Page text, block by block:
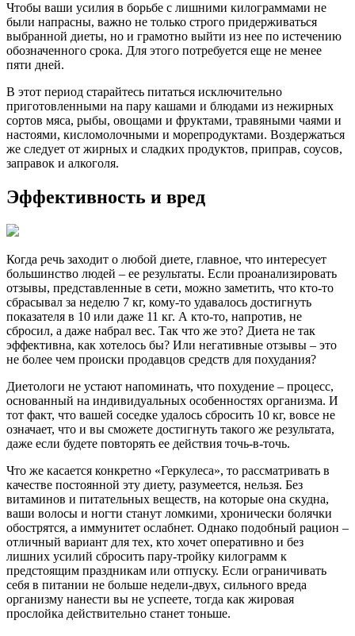
Чтобы ваши усилия в борьбе с лишними килограммами не
были напрасны, важно не только строго придерживаться
выбранной диеты, но и грамотно выйти из нее по истечению
обозначенного срока. Для этого потребуется еще не менее
пяти дней.
В этот период старайтесь питаться исключительно
приготовленными на пару кашами и блюдами из нежирных
сортов мяса, рыбы, овощами и фруктами, травяными чаями и
настоями, кисломолочными и морепродуктами. Воздержаться
же следует от жирных и сладких продуктов, приправ, соусов,
заправок и алкоголя.
Эффективность и вред
Когда речь заходит о любой диете, главное, что интересует
большинство людей – ее результаты. Если проанализировать
отзывы, представленные в сети, можно заметить, что кто-то
сбрасывал за неделю 7 кг, кому-то удавалось достигнуть
показателя в 10 или даже 11 кг. А кто-то, напротив, не
сбросил, а даже набрал вес. Так что же это? Диета не так
эффективна, как хотелось бы? Или негативные отзывы – это
не более чем происки продавцов средств для похудания?
Диетологи не устают напоминать, что похудение – процесс,
основанный на индивидуальных особенностях организма. И
тот факт, что вашей соседке удалось сбросить 10 кг, вовсе не
означает, что и вы сможете достигнуть такого же результата,
даже если будете повторять ее действия точь-в-точь.
Что же касается конкретно «Геркулеса», то рассматривать в
качестве постоянной эту диету, разумеется, нельзя. Без
витаминов и питательных веществ, на которые она скудна,
ваши волосы и ногти станут ломкими, хронически болячки
обострятся, а иммунитет ослабнет. Однако подобный рацион –
отличный вариант для тех, кто хочет оперативно и без
лишних усилий сбросить пару-тройку килограмм к
предстоящим праздникам или отпуску. Если ограничивать
себя в питании не больше недели-двух, сильного вреда
организму нанести вы не успеете, тогда как жировая
прослойка действительно станет тоньше.